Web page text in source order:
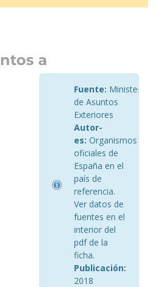
a
Fuente: Ministerio
de Asuntos
Exteriores
Autor-
es: Organismos
oficiales de
España en el
país de
referencia.
Ver datos de
fuentes en el
interior del
pdf de la
ficha.
Publicación:
2018